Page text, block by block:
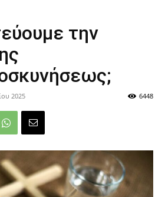
την
2025 6448